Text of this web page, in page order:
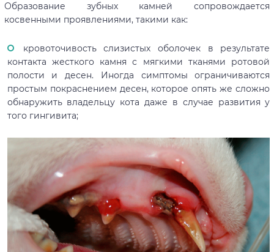
Образование зубных камней сопровождается
косвенными проявлениями, такими как:
кровоточивость слизистых оболочек в результате
контакта жесткого камня с мягкими тканями ротовой
полости и десен. Иногда симптомы ограничиваются
простым покраснением десен, которое опять же сложно
обнаружить владельцу кота даже в случае развития у
того гингивита;